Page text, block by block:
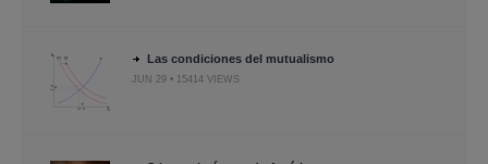
Las condiciones del mutualismo
JUN 29 • 15414 VIEWS